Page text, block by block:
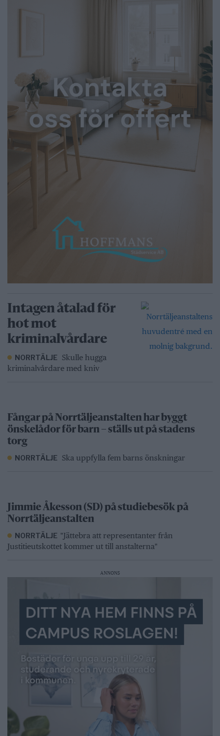
Intagen åtalad för
hot mot
kriminalvårdare
NORRTÄLJE Skulle hugga
kriminalvårdare med kniv
Fångar på Norrtäljeanstalten har byggt
önskelådor för barn – ställs ut på stadens
torg
NORRTÄLJE Ska uppfylla fem barns önskningar
Jimmie Åkesson (SD) på studiebesök på
Norrtäljeanstalten
NORRTÄLJE "Jättebra att representanter från
Justitieutskottet kommer ut till anstalterna"
ANNONS